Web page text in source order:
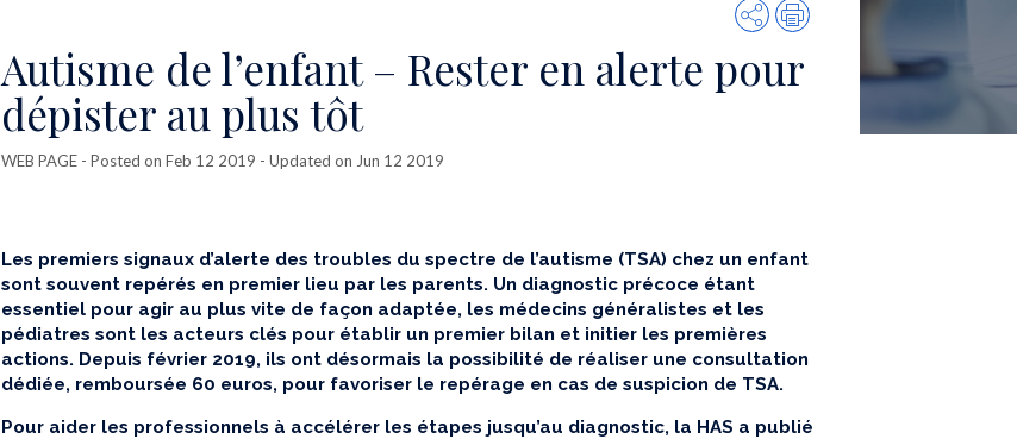
SharePrint
Autisme de l’enfant – Rester en alerte pour
dépister au plus tôt
WEB PAGE - Posted on Feb 12 2019 - Updated on Jun 12 2019
Les premiers signaux d’alerte des troubles du spectre de l’autisme (TSA) chez un enfant
sont souvent repérés en premier lieu par les parents. Un diagnostic précoce étant
essentiel pour agir au plus vite de façon adaptée, les médecins généralistes et les
pédiatres sont les acteurs clés pour établir un premier bilan et initier les premières
actions. Depuis février 2019, ils ont désormais la possibilité de réaliser une consultation
dédiée, remboursée 60 euros, pour favoriser le repérage en cas de suspicion de TSA.
Pour aider les professionnels à accélérer les étapes jusqu’au diagnostic, la HAS a publié